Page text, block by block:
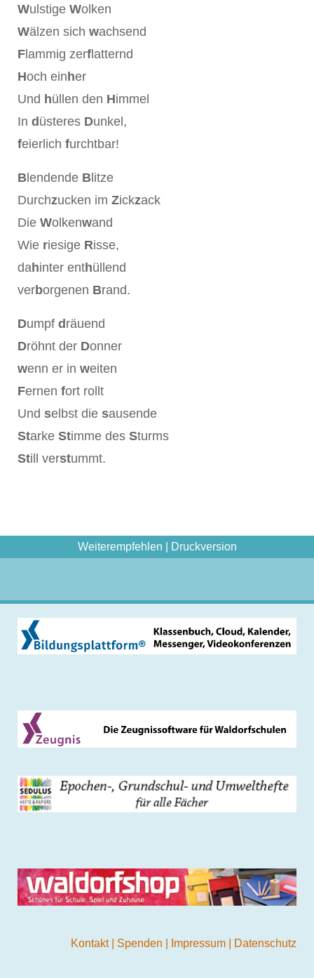
Wulstige Wolken
Wälzen sich wachsend
Flammig zerflatternd
Hoch einher
Und hüllen den Himmel
In düsteres Dunkel,
feierlich furchtbar!
Blendende Blitze
Durchzucken im Zickzack
Die Wolkenwand
Wie riesige Risse,
dahinter enthüllend
verborgenen Brand.
Dumpf dräuend
Dröhnt der Donner
wenn er in weiten
Fernen fort rollt
Und selbst die sausende
Starke Stimme des Sturms
Still verstummt.
Weiterempfehlen Druckversion
Kontakt Spenden Impressum Datenschutz